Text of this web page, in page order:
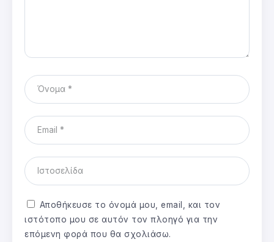
Αποθήκευσε το όνομά μου, email, και τον
ιστότοπο μου σε αυτόν τον πλοηγό για την
επόμενη φορά που θα σχολιάσω.